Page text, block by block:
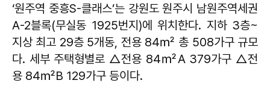
‘원주역 중흥S-클래스’는 강원도 원주시 남원주역세권
A-2블록(무실동 1925번지)에 위치한다. 지하 3층~
지상 최고 29층 5개동, 전용 84㎡ 총 508가구 규모
다. 세부 주택형별로 △전용 84㎡A 379가구 △전
용 84㎡B 129가구 등이다.